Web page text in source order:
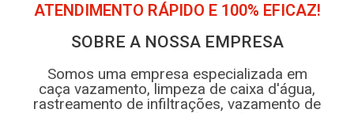
ATENDIMENTO RÁPIDO E 100% EFICAZ!
SOBRE A NOSSA EMPRESA
Somos uma empresa especializada em
caça vazamento, limpeza de caixa d'água,
rastreamento de infiltrações, vazamento de